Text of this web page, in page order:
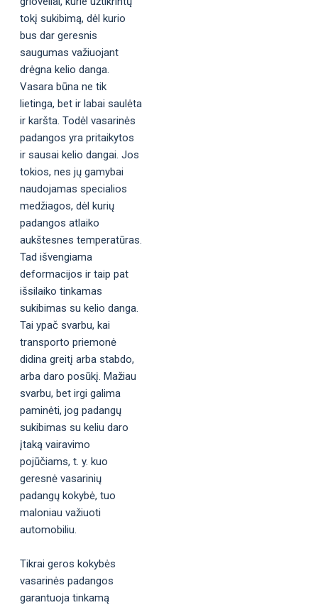
tokį sukibimą, dėl kurio
bus dar geresnis
saugumas važiuojant
drėgna kelio danga.
Vasara būna ne tik
lietinga, bet ir labai saulėta
ir karšta. Todėl vasarinės
padangos yra pritaikytos
ir sausai kelio dangai. Jos
tokios, nes jų gamybai
naudojamas specialios
medžiagos, dėl kurių
padangos atlaiko
aukštesnes temperatūras.
Tad išvengiama
deformacijos ir taip pat
išsilaiko tinkamas
sukibimas su kelio danga.
Tai ypač svarbu, kai
transporto priemonė
didina greitį arba stabdo,
arba daro posūkį. Mažiau
svarbu, bet irgi galima
paminėti, jog padangų
sukibimas su keliu daro
įtaką vairavimo
pojūčiams, t. y. kuo
geresnė vasarinių
padangų kokybė, tuo
maloniau važiuoti
automobiliu.
Tikrai geros kokybės
vasarinės padangos
garantuoja tinkamą